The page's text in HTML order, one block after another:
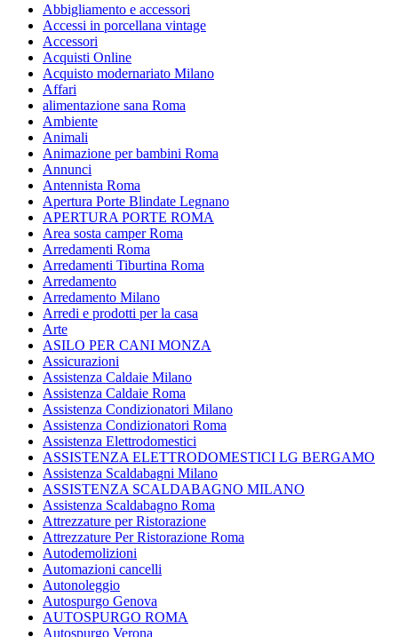
Abbigliamento e accessori
Accessi in porcellana vintage
Accessori
Acquisti Online
Acquisto modernariato Milano
Affari
alimentazione sana Roma
Ambiente
Animali
Animazione per bambini Roma
Annunci
Antennista Roma
Apertura Porte Blindate Legnano
APERTURA PORTE ROMA
Area sosta camper Roma
Arredamenti Roma
Arredamenti Tiburtina Roma
Arredamento
Arredamento Milano
Arredi e prodotti per la casa
Arte
ASILO PER CANI MONZA
Assicurazioni
Assistenza Caldaie Milano
Assistenza Caldaie Roma
Assistenza Condizionatori Milano
Assistenza Condizionatori Roma
Assistenza Elettrodomestici
ASSISTENZA ELETTRODOMESTICI LG BERGAMO
Assistenza Scaldabagni Milano
ASSISTENZA SCALDABAGNO MILANO
Assistenza Scaldabagno Roma
Attrezzature per Ristorazione
Attrezzature Per Ristorazione Roma
Autodemolizioni
Automazioni cancelli
Autonoleggio
Autospurgo Genova
AUTOSPURGO ROMA
Autospurgo Verona